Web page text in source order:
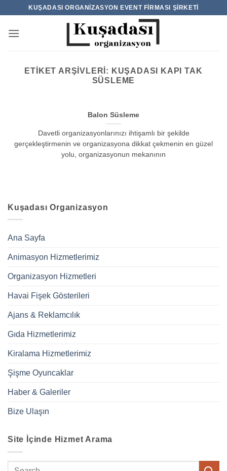
KUŞADASI ORGANIZASYON EVENT FIRMASI ŞIRKETI
ETIKET ARŞIVLERI: KUŞADASI KAPI TAK
SÜSLEME
Balon Süsleme
Davetli organizasyonlarınızı ihtişamlı bir şekilde
gerçekleştirmenin ve organizasyona dikkat çekmenin en güzel
yolu, organizasyonun mekanının
Kuşadası Organizasyon
Ana Sayfa
Animasyon Hizmetlerimiz
Organizasyon Hizmetleri
Havai Fişek Gösterileri
Ajans & Reklamcılık
Gıda Hizmetlerimiz
Kiralama Hizmetlerimiz
Şişme Oyuncaklar
Haber & Galeriler
Bize Ulaşın
Site İçinde Hizmet Arama